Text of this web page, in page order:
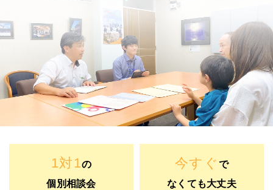
1対1の
個別相談会
今すぐ で
なくても大丈夫